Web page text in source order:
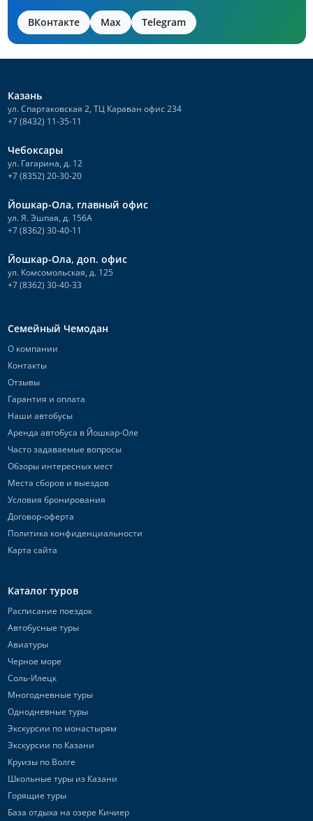
ВКонтакте Max Telegram
Казань
ул. Спартаковская 2, ТЦ Караван офис 234
+7 (8432) 11-35-11
Чебоксары
ул. Гагарина, д. 12
+7 (8352) 20-30-20
Йошкар-Ола, главный офис
ул. Я. Эшпая, д. 156А
+7 (8362) 30-40-11
Йошкар-Ола, доп. офис
ул. Комсомольская, д. 125
+7 (8362) 30-40-33
Семейный Чемодан
О компании
Контакты
Отзывы
Гарантия и оплата
Наши автобусы
Аренда автобуса в Йошкар-Оле
Часто задаваемые вопросы
Обзоры интересных мест
Места сборов и выездов
Условия бронирования
Договор-оферта
Политика конфиденциальности
Карта сайта
Каталог туров
Расписание поездок
Автобусные туры
Авиатуры
Черное море
Соль-Илецк
Многодневные туры
Однодневные туры
Экскурсии по монастырям
Экскурсии по Казани
Круизы по Волге
Школьные туры из Казани
Горящие туры
База отдыха на озере Кичиер